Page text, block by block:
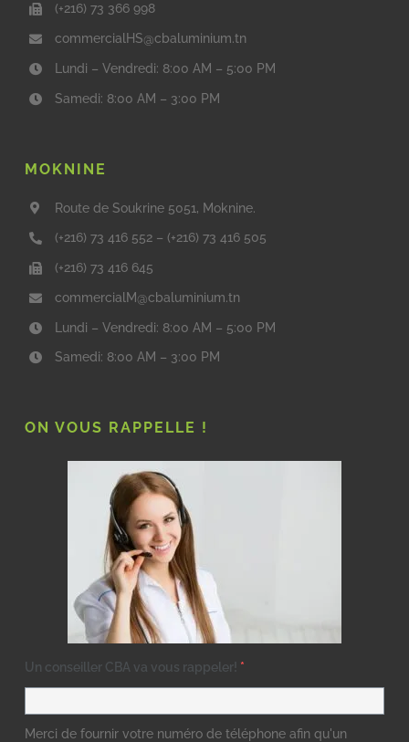
(+216) 73 366 998
commercialHS@cbaluminium.tn
Lundi – Vendredi: 8:00 AM – 5:00 PM
Samedi: 8:00 AM – 3:00 PM
MOKNINE
Route de Soukrine 5051, Moknine.
(+216) 73 416 552 – (+216) 73 416 505
(+216) 73 416 645
commercialM@cbaluminium.tn
Lundi – Vendredi: 8:00 AM – 5:00 PM
Samedi: 8:00 AM – 3:00 PM
ON VOUS RAPPELLE !
Un conseiller CBA va vous rappeler! *
Merci de fournir votre numéro de téléphone afin qu'un